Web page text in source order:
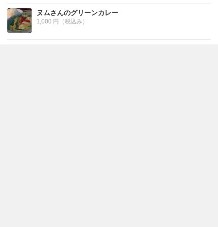
ヌムさんのグリーンカレー
1,000 円（税込み）